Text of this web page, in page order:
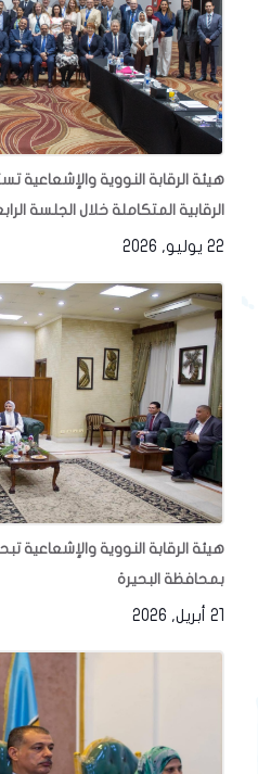
هيئة الرقابة النووية والإشعاعية
الرقابية المتكاملة خلال الجلسة
22 يوليو, 2026
هيئة الرقابة النووية والإشعاعية
بمحافظة البحيرة
21 أبريل, 2026